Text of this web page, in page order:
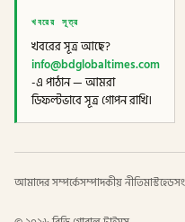
খবরের সূত্র
খবরের সূত্র আছে?
info@bdglobaltimes.com
-এ পাঠান — আমরা
ডিফল্টভাবে সূত্র গোপন রাখি।
আমাদের সম্পর্কেসম্পাদকীয় নীতিমাস্টহেড